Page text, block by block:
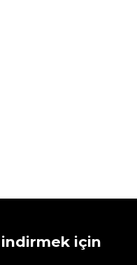
indirmek için